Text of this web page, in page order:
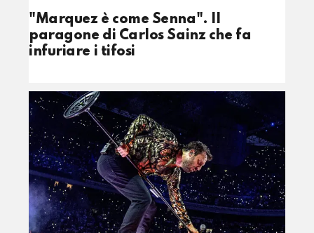
"Marquez è come Senna". Il
paragone di Carlos Sainz che fa
infuriare i tifosi